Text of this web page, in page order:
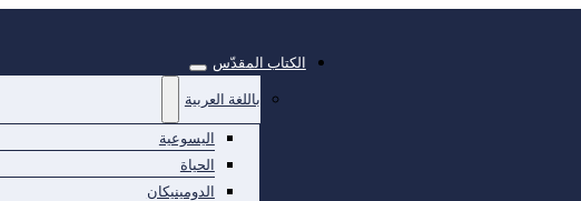
الكتاب المقدّس
باللغة العربية
اليسوعية
الحياة
الدومينيكان